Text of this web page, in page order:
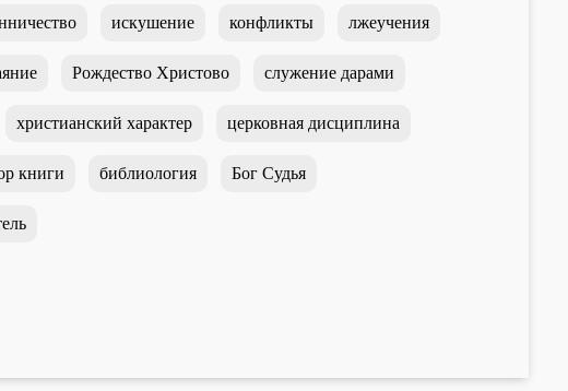
искушение конфликты лжеучения
Рождество Христово служение дарами
христианский характер церковная дисциплина
книги библиология Бог Судья